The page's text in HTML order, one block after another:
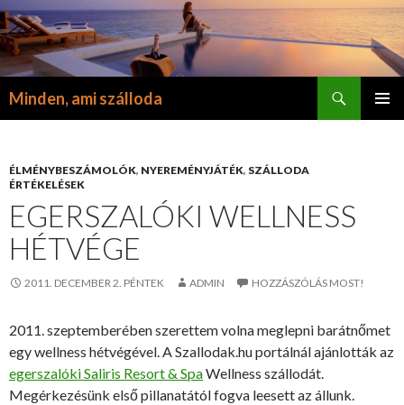
Minden, ami szálloda
ÉLMÉNYBESZÁMOLÓK, NYEREMÉNYJÁTÉK, SZÁLLODA
ÉRTÉKELÉSEK
EGERSZALÓKI WELLNESS
HÉTVÉGE
2011. DECEMBER 2. PÉNTEK ADMIN HOZZÁSZÓLÁS MOST!
2011. szeptemberében szerettem volna meglepni barátnőmet
egy wellness hétvégével. A Szallodak.hu portálnál ajánlották az
egerszalóki Saliris Resort & SpaWellness szállodát.
Megérkezésünk első pillanatától fogva leesett az állunk.